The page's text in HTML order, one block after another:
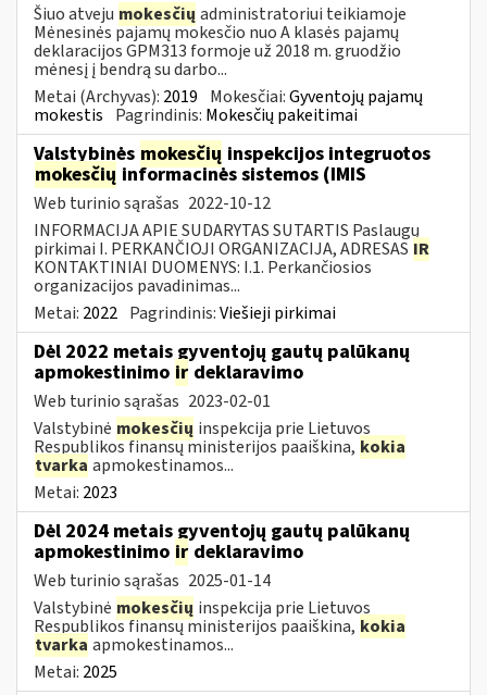
Šiuo atveju mokesčių administratoriui teikiamoje
Mėnesinės pajamų mokesčio nuo A klasės pajamų
deklaracijos GPM313 formoje už 2018 m. gruodžio
mėnesį į bendrą su darbo...
Metai (Archyvas): 2019 Mokesčiai:Gyventojų pajamų
mokestis Pagrindinis: Mokesčių pakeitimai
Valstybinės mokesčių inspekcijos integruotos
mokesčių informacinės sistemos (IMIS
Web turinio sąrašas 2022-10-12
INFORMACIJA APIE SUDARYTAS SUTARTIS Paslaugų
pirkimai I. PERKANČIOJI ORGANIZACIJA, ADRESAS IR
KONTAKTINIAI DUOMENYS: I.1. Perkančiosios
organizacijos pavadinimas...
Metai: 2022 Pagrindinis:Viešieji pirkimai
Dėl 2022 metais gyventojų gautų palūkanų
apmokestinimo ir deklaravimo
Web turinio sąrašas 2023-02-01
Valstybinė mokesčių inspekcija prie Lietuvos
Respublikos finansų ministerijos paaiškina, kokia
tvarka apmokestinamos...
Metai: 2023
Dėl 2024 metais gyventojų gautų palūkanų
apmokestinimo ir deklaravimo
Web turinio sąrašas 2025-01-14
Valstybinė mokesčių inspekcija prie Lietuvos
Respublikos finansų ministerijos paaiškina, kokia
tvarka apmokestinamos...
Metai: 2025